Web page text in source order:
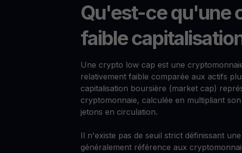
Qu'est-ce qu'une
faible
Une crypto low cap est une
relativement faible comparée aux actifs
capitalisation boursière (market cap)
cryptomonnaie, calculée en multipliant
jetons en circulation.
Il n'existe pas de seuil strict définissant
généralement référence aux